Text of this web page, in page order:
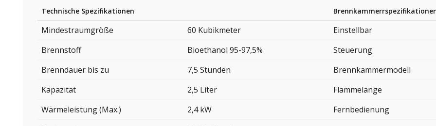
Technische Spezifikationen
Mindestraumgröße
60 Kubikmeter
Brennstoff
Bioethanol 95-97,5%
Brenndauer bis zu
7,5 Stunden
Kapazität
2,5 Liter
Wärmeleistung (Max.)
2,4 kW
Einstellbar
Steuerung
Brennkammermodell
Flammelänge
Fernbedienung